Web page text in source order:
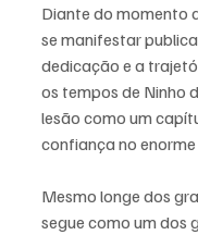
Diante do momento
se manifestar
dedicação e a
os tempos de Ninho
lesão como um
confiança no
Mesmo longe dos
segue como um dos